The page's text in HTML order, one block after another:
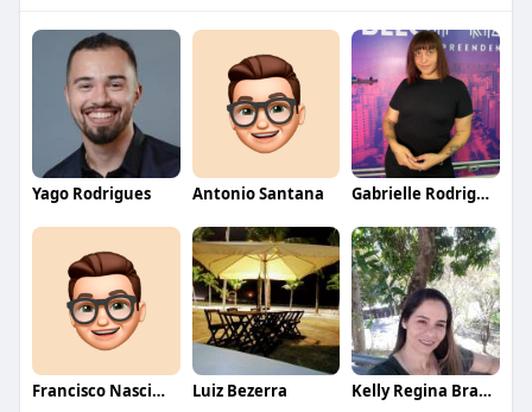
Yago Rodrigues Antonio Santana Gabrielle Rodrigues
Francisco Nascimento Luiz Bezerra Kelly Regina Brandão